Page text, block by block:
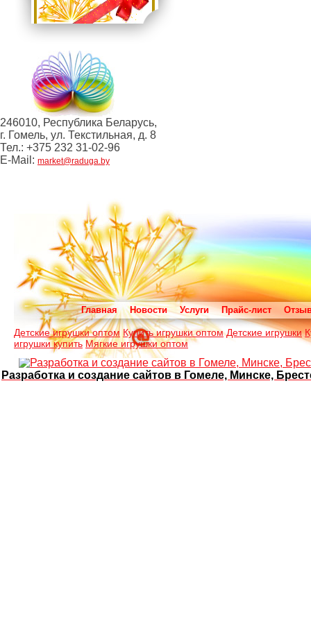
246010, Республика Беларусь,
г. Гомель, ул. Текстильная, д. 8
Тел.: +375 232 31-02-96
E-Mail: market@raduga.by
Главная Новости Услуги Прайс-лист
Детские игрушки оптом Купить игрушки оптом Детские игрушки
игрушки купить Мягкие игрушки оптом
Разработка и создание сайтов в Гомеле, Минске,